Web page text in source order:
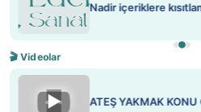
Nadir içeriklere
🎬 Videolar
▶ ATEŞ YAKMAK